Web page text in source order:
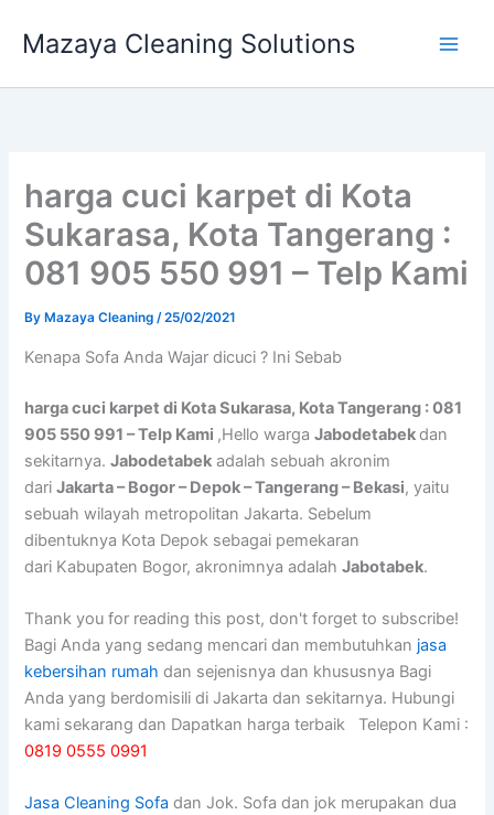
Mazaya Cleaning Solutions
harga cuci karpet di Kota
Sukarasa, Kota Tangerang :
081 905 550 991 – Telp Kami
By Mazaya Cleaning/25/02/2021
Kenapa Sofa Andа Wajar dicuci ? Ini Sebab
harga cuci karpet di Kota Sukarasa, Kota Tangerang : 081
905 550 991 – Telp Kami ,Hello wargaJabodetabekdan
sekitarnya.Jabodetabek adalah sebuah akronim
dariJakarta – Bogor – Depok – Tangerang – Bekasi, yaitu
sebuah wilayah metropolitan Jakarta. Sebelum
dibentuknya Kota Depok sebagai pemekaran
dari Kabupaten Bogor, akronimnya adalahJabotabek.
Thank you for reading this post, don't forget to subscribe!
Bagi Anda yang sedang mencari dan membutuhkan jasa
kebersihan rumah dan sejenisnya dan khususnya Bagi
Anda yang berdomisili di Jakarta dan sekitarnya. Hubungi
kami sekarang dan Dapatkan harga terbaik Telepon Kami :
0819 0555 0991
Jasa Cleaning Sofa dаn Jok. Sofa dаn jok mеruраkаn dua